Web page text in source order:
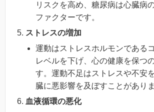
リスクを高め、糖尿病は心臓病
ファクターです。
ストレスの増加
運動はストレスホルモンである
レベルを下げ、心の健康を保つ
す。運動不足はストレスや不安
臓に悪影響を及ぼすことがありま
血液循環の悪化